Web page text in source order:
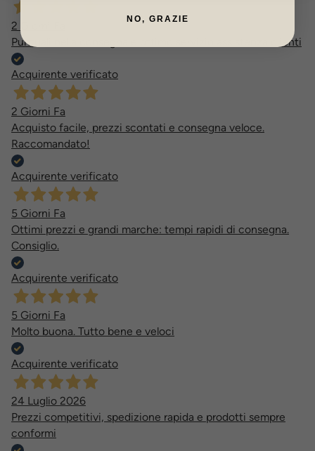
2 Giorni Fa
Puntuali nella consegna e ottimo servizio assistenza clienti
Acquirente verificato
2 Giorni Fa
Acquisto facile, prezzi scontati e consegna veloce.
Raccomandato!
Acquirente verificato
5 Giorni Fa
Ottimi prezzi e grandi marche: tempi rapidi di consegna.
Consiglio.
Acquirente verificato
5 Giorni Fa
Molto buona. Tutto bene e veloci
Acquirente verificato
24 Luglio 2026
Prezzi competitivi, spedizione rapida e prodotti sempre
conformi
NO, GRAZIE